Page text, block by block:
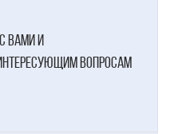
вами и
вопросам